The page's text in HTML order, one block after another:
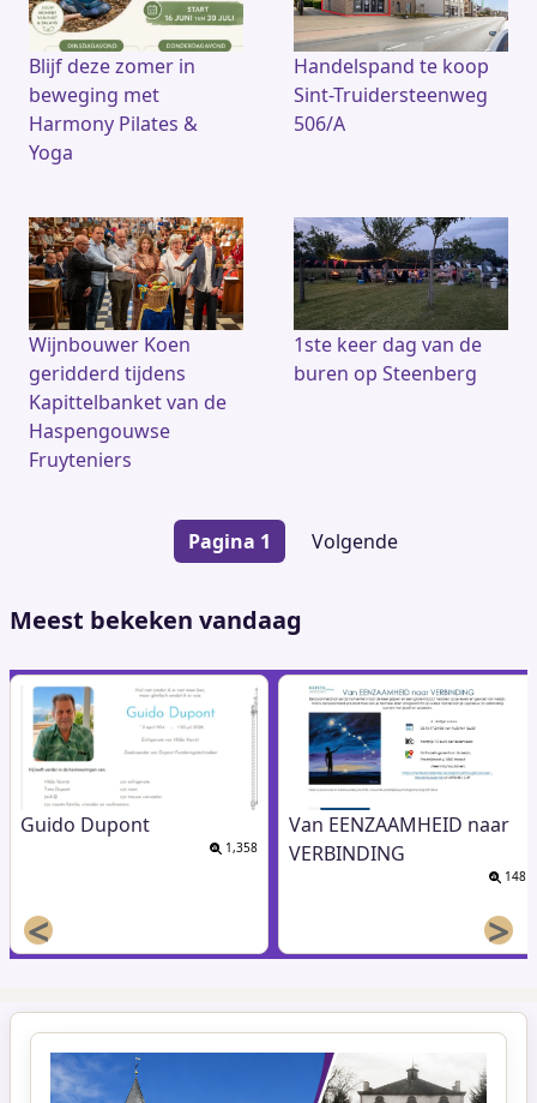
Blijf deze zomer in
beweging met
Harmony Pilates &
Yoga
Handelspand te koop
Sint-Truidersteenweg
506/A
Wijnbouwer Koen
geridderd tijdens
Kapittelbanket van de
Haspengouwse
Fruyteniers
1ste keer dag van de
buren op Steenberg
Pagina 1
Volgende
Volgende
Meest bekeken vandaag
Guido Dupont
1,358
Van EENZAAMHEID naar
VERBINDING
148
< >